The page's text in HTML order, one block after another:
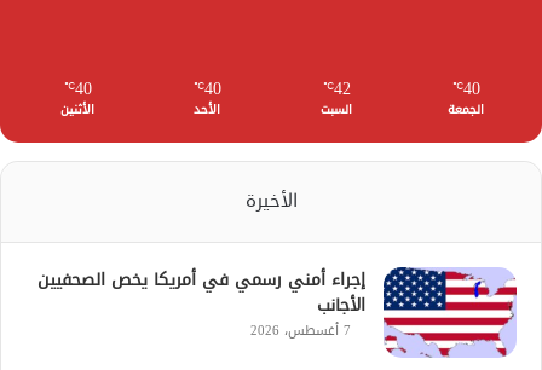
40
℃
الجمعة
42
℃
السبت
40
℃
الأحد
40
℃
الأثنين
الأخيرة
إجراء أمني رسمي في أمريكا يخص الصحفيين
الأجانب
7 أغسطس، 2026